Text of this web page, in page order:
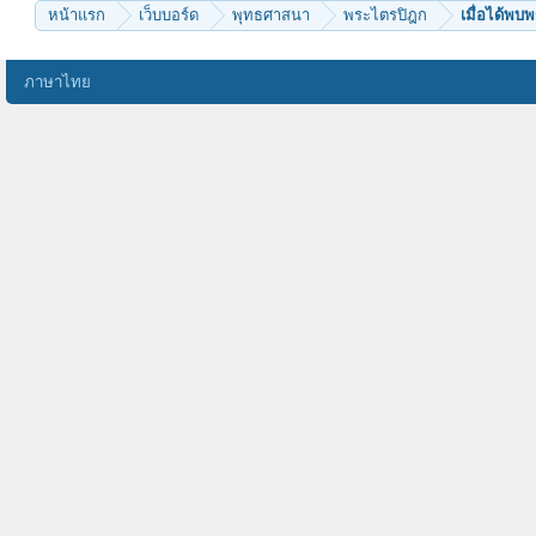
หน้าแรก เว็บบอร์ด พุทธศาสนา พระไตรปิฎก เมื่อได้พบ
ภาษาไทย